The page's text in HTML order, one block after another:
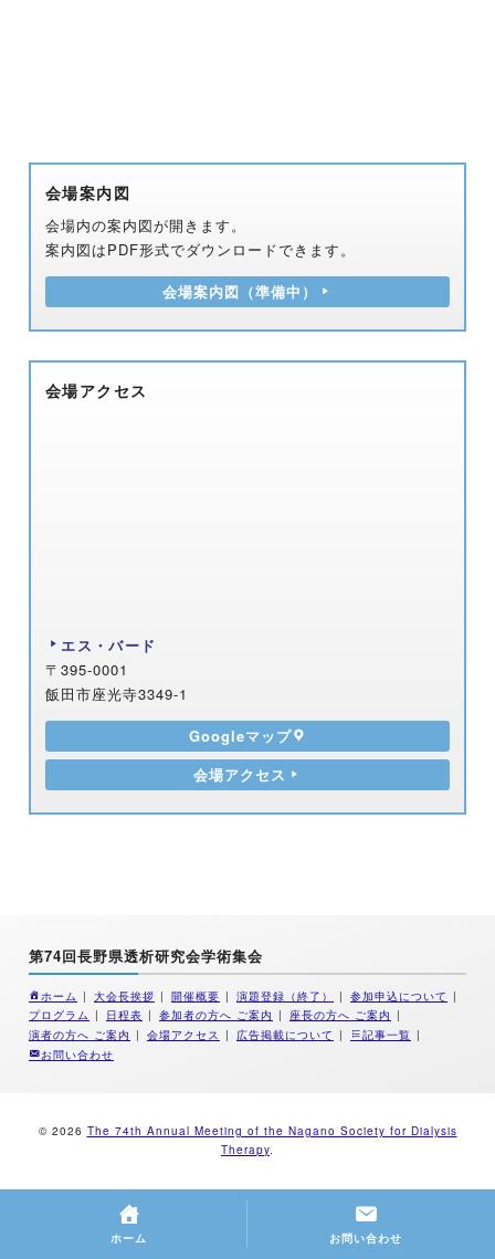
会場案内図
会場内の案内図が開きます。
案内図はPDF形式でダウンロードできます。
会場案内図（準備中）
会場アクセス
エス・バード
〒395-0001
飯田市座光寺3349-1
Googleマップ
会場アクセス
第74回長野県透析研究会学術集会
ホーム 大会長挨拶 開催概要 演題登録（終了）
参加申込について
プログラム
日程表 参加者の方へ ご案内
座長の方へ ご案内
演者の方へ ご案内
会場アクセス 広告掲載について
記事一覧
お問い合わせ
© 2026 The 74th Annual Meeting of the Nagano Society for Dialysis
Therapy.
ホーム お問い合わせ